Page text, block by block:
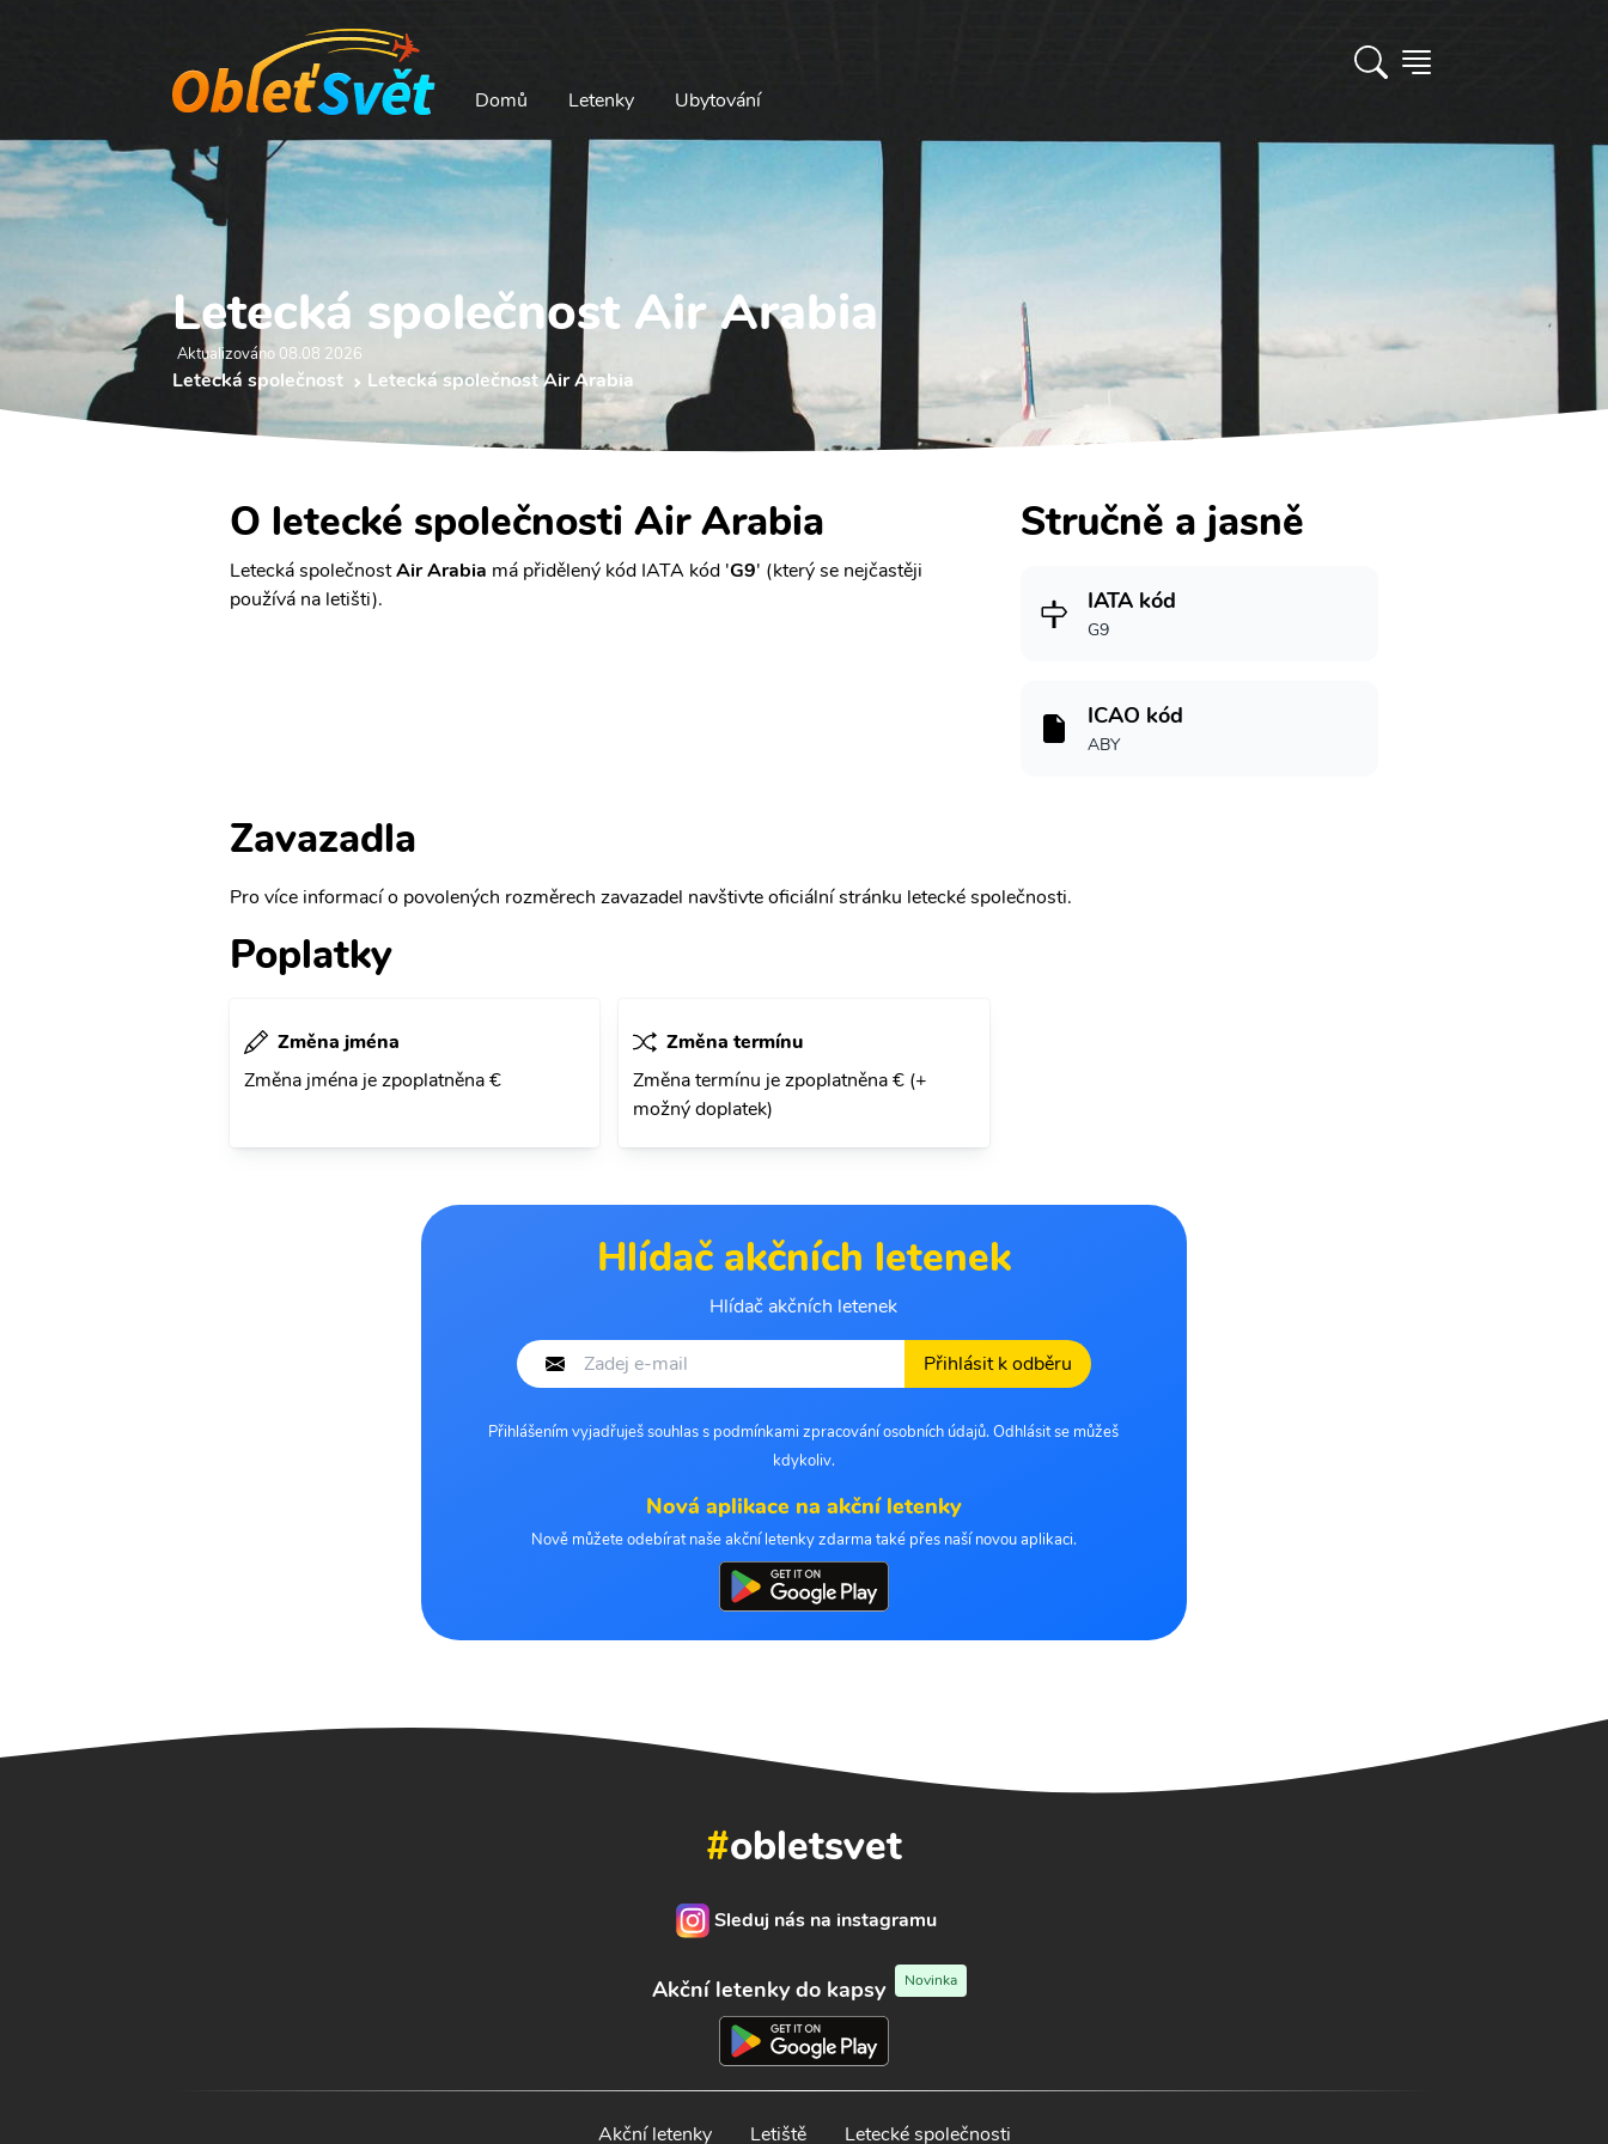
Domů Letenky Ubytování
Letecká společnost Air Arabia
Aktualizováno 08.08 2026
Letecká společnost Letecká společnost Air Arabia
O letecké společnosti Air Arabia
Letecká společnostAir Arabia má přidělený kód IATA kód 'G9' (který se nejčastěji
používá na letišti).
Stručně a jasně
IATA kód
G9
ICAO kód
ABY
Zavazadla
Pro více informací o povolených rozměrech zavazadel navštivte oficiální stránku letecké společnosti.
Poplatky
Změna jména
Změna jména je zpoplatněna €
Změna termínu
Změna termínu je zpoplatněna € (+
možný doplatek)
Hlídač akčních letenek
Hlídač akčních letenek
Přihlásit k odběru
Přihlášením vyjadřuješ souhlas s podmínkami zpracování osobních údajů. Odhlásit se můžeš
kdykoliv.
Nová aplikace na akční letenky
Nově můžete odebírat naše akční letenky zdarma také přes naší novou aplikaci.
#obletsvet
Sleduj nás na instagramu
Akční letenky do kapsy Novinka
Akční letenky Letiště Letecké společnosti